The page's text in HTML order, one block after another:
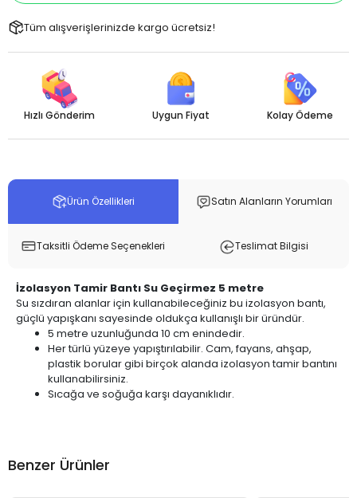
Tüm alışverişlerinizde kargo ücretsiz!
Hızlı Gönderim Uygun Fiyat Kolay Ödeme
Ürün Özellikleri Satın Alanların Yorumları
Taksitli Ödeme Seçenekleri Teslimat Bilgisi
İzolasyon Tamir Bantı Su Geçirmez 5 metre
Su sızdıran alanlar için kullanabileceğiniz bu izolasyon bantı,
güçlü yapışkanı sayesinde oldukça kullanışlı bir üründür.
5 metre uzunluğunda 10 cm enindedir.
Her türlü yüzeye yapıştırılabilir. Cam, fayans, ahşap,
plastik borular gibi birçok alanda izolasyon tamir bantını
kullanabilirsiniz.
Sıcağa ve soğuğa karşı dayanıklıdır.
Benzer Ürünler